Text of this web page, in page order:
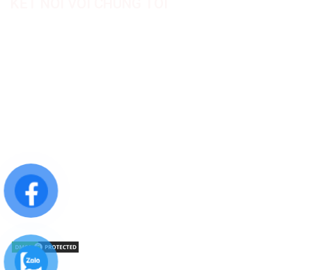
Website: https://asialab.com.vn/
Email: giacongasialab@gmail.com